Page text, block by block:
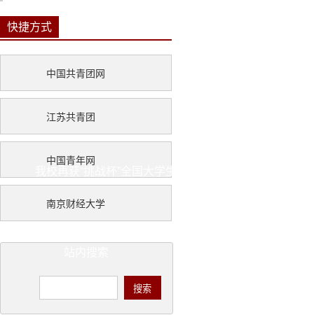
快捷方式
中国共青团网
江苏共青团
中国青年网
南京财经大学